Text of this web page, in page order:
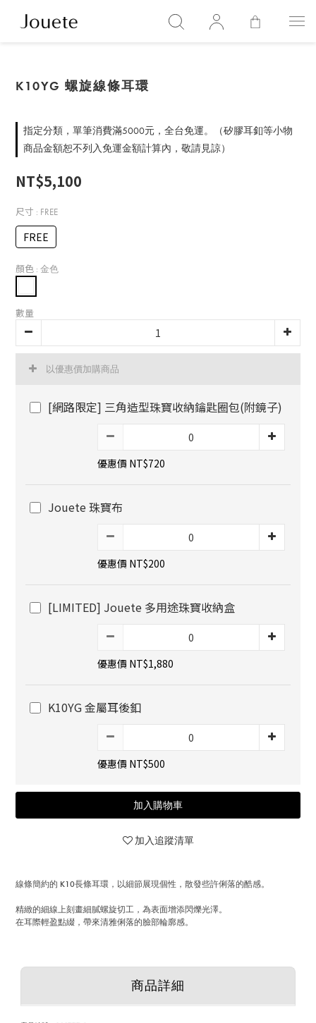
K10YG 螺旋線條耳環
指定分類，單筆消費滿5000元，全台免運。（矽膠耳釦等小物
商品金額恕不列入免運金額計算內，敬請見諒）
NT$5,100
尺寸 : FREE
FREE
顏色 : 金色
數量
以優惠價加購商品
[網路限定] 三角造型珠寶收納鑰匙圈包(附鏡子)
優惠價 NT$720
Jouete 珠寶布
優惠價 NT$200
[LIMITED] Jouete 多用途珠寶收納盒
優惠價 NT$1,880
K10YG 金屬耳後釦
優惠價 NT$500
加入購物車
加入追蹤清單
線條簡約的 K10長條耳環，以細節展現個性，散發些許俐落的酷感。
精緻的細線上刻畫細膩螺旋切工，為表面增添閃爍光澤。
在耳際輕盈點綴，帶來清雅俐落的臉部輪廓感。
商品詳細